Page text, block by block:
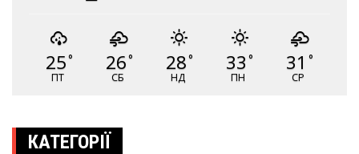
25°
ПТ
26°
СБ
28°
НД
33 °
ПН
31 °
СР
КАТЕГОРІЇ